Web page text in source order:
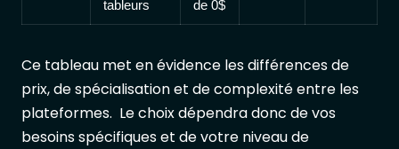
tableurs
de 0$
Ce tableau met en évidence les différences de
prix, de spécialisation et de complexité entre les
plateformes. Le choix dépendra donc de vos
besoins spécifiques et de votre niveau de